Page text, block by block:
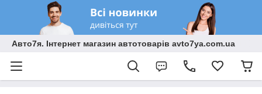
Авто7я. Інтернет магазин автотоварів avto7ya.com.ua